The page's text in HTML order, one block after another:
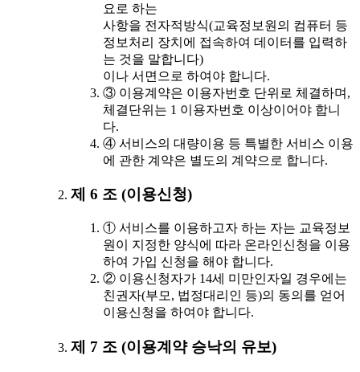
요로 하는
사항을 전자적방식(교육정보원의 컴퓨터 등
정보처리 장치에 접속하여 데이터를 입력하
는 것을 말합니다)
이나 서면으로 하여야 합니다.
③ 이용계약은 이용자번호 단위로 체결하며,
체결단위는 1 이용자번호 이상이어야 합니
다.
④ 서비스의 대량이용 등 특별한 서비스 이용
에 관한 계약은 별도의 계약으로 합니다.
제 6 조 (이용신청)
① 서비스를 이용하고자 하는 자는 교육정보
원이 지정한 양식에 따라 온라인신청을 이용
하여 가입 신청을 해야 합니다.
② 이용신청자가 14세 미만인자일 경우에는
친권자(부모, 법정대리인 등)의 동의를 얻어
이용신청을 하여야 합니다.
제 7 조 (이용계약 승낙의 유보)